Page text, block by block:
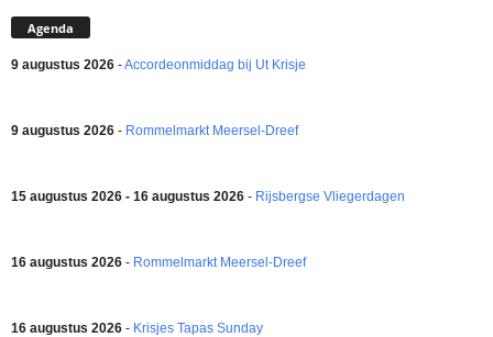
Agenda
9 augustus 2026 -Accordeonmiddag bij Ut Krisje
9 augustus 2026 - Rommelmarkt Meersel-Dreef
15 augustus 2026 - 16 augustus 2026 - Rijsbergse Vliegerdagen
16 augustus 2026 - Rommelmarkt Meersel-Dreef
16 augustus 2026 - Krisjes Tapas Sunday